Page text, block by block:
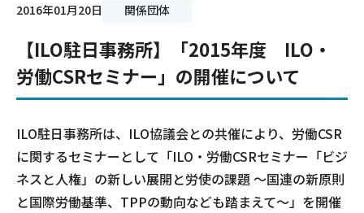
2016年01月20日 関係団体
【ILO駐日事務所】「2015年度 ILO・
労働CSRセミナー」の開催について
ILO駐日事務所は、ILO協議会との共催により、労働CSR
に関するセミナーとして「ILO・労働CSRセミナー「ビジ
ネスと人権」の新しい展開と労使の課題 ～国連の新原則
と国際労働基準、TPPの動向なども踏まえて～」を開催